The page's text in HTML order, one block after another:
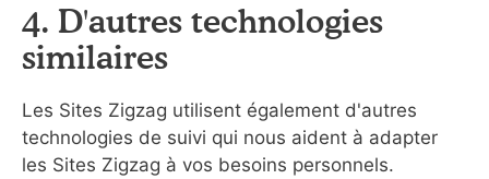
4. D'autres technologies
similaires
Les Sites Zigzag utilisent également d'autres
technologies de suivi qui nous aident à adapter
les Sites Zigzag à vos besoins personnels.